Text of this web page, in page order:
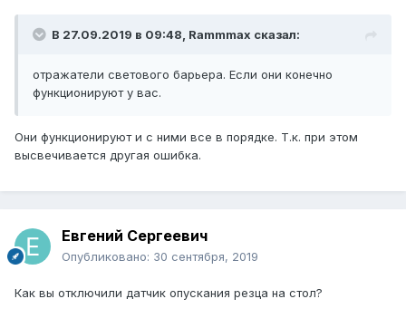
В 27.09.2019 в 09:48, Rammmax сказал:
отражатели светового барьера. Если они конечно
функционируют у вас.
Они функционируют и с ними все в порядке. Т.к. при этом
высвечивается другая ошибка.
Евгений Сергеевич
Опубликовано: 30 сентября, 2019
Как вы отключили датчик опускания резца на стол?